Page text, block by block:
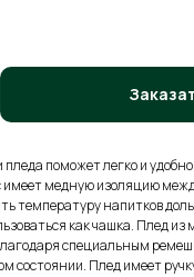
пледа поможет легко и
медную изоляцию
температуру напитков
как чашка. Плед из
специальным
состоянии. Плед имеет